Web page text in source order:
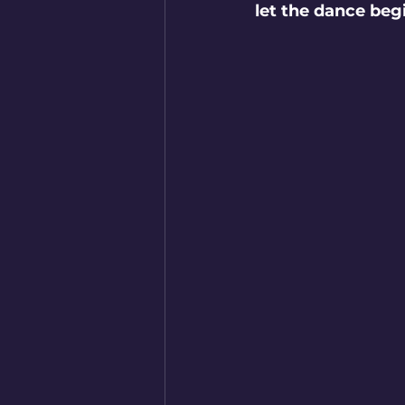
let the dance